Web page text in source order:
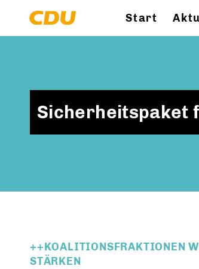
Start
Sicherheitspaket
++KOALITIONSFRAKTIONEN
STÄRKEN